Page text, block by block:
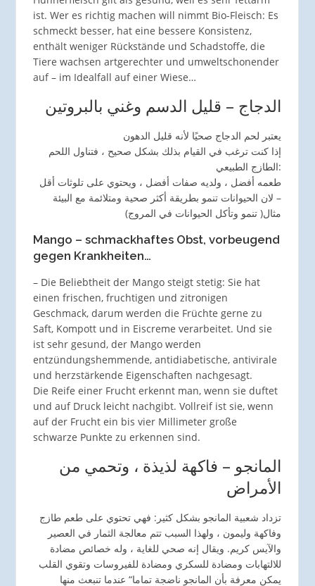
ist. Wer es richtig machen will nimmt Bio-Fleisch: Es
schmeckt besser, hat eine bessere Konsistenz,
enthält weniger Rückstände und Schadstoffe, die
Tiere wachsen artgerechter und umweltschonender
auf – im Idealfall auf einer Wiese…
الدجاج – قليل الدسم وغني بالبروتين
يعتبر لحم الدجاج صحيًا لأنه قليل الدهون
إذا كنت ترغب في القيام بذلك بشكل صحيح ، فتناول اللحم
الطازج الطبيعي:
طعمه أفضل ، ولديه صفات أفضل ، ويحتوي على تلوثات أقل
لان الحيوانات تنمو بطريقة أكثر صحية ومتلائمة مع البيئة –
مثال( تنمو وتأكل الحيوانات في المروج)
Mango – schmackhaftes Obst, vorbeugend
gegen Krankheiten…
– Die Beliebtheit der Mango steigt stetig: Sie hat
einen frischen, fruchtigen und zitronigen
Geschmack, darum werden die Früchte gerne zu
Saft, Kompott und in Eiscreme verarbeitet. Und sie
ist sehr gesund, der Mango werden
entzündungshemmende, antidiabetische, antivirale
und herzstärkende Eigenschaften nachgesagt.
Die Reife einer Frucht erkennt man, wenn sie duftet
und auf Druck leicht nachgibt. Vollreif ist sie, wenn
auf der Frucht ein bis vier Millimeter große
schwarze Punkte zu erkennen sind.
المانجو – فاكهة لذيذة ، وتحمي من
الأمراض
تزداد شعبية المانجو بشكل كثير: فهي تحتوي على طعم طازج
وفاكهة وليمون ، ولهذا السبب تتم معالجة الثمار في العصير
والآيس كريم. ويقال إنه صحي للغاية ، وله خصائص مضادة
للالتهابات ومضادة للسكري ومضادة للفيروسات وتقوي القلب
يمكن معرفة بأن المانجو ناضجة تماما“ عندما تنبعث منها